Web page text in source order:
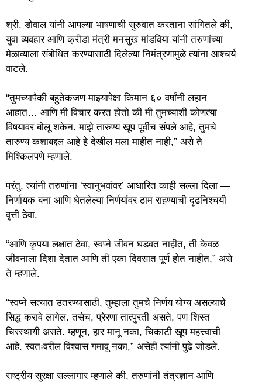
श्री. डोवाल यांनी आपल्या भाषणाची सुरुवात करताना सांगितले की,
युवा व्यवहार आणि क्रीडा मंत्री मनसुख मांडविया यांनी तरुणांच्या
मेळाव्याला संबोधित करण्यासाठी दिलेल्या निमंत्रणामुळे त्यांना आश्चर्य
वाटले.
“तुमच्यापैकी बहुतेकजण माझ्यापेक्षा किमान ६० वर्षांनी लहान
आहात… आणि मी विचार करत होतो की मी तुमच्याशी कोणत्या
विषयावर बोलू शकेन. माझे तारुण्य खूप पूर्वीच संपले आहे, तुमचे
तारुण्य कशाबद्दल आहे हे देखील मला माहीत नाही,” असे ते
मिश्किलपणे म्हणाले.
परंतु, त्यांनी तरुणांना ‘स्वानुभवांवर’ आधारित काही सल्ला दिला —
निर्णायक बना आणि घेतलेल्या निर्णयांवर ठाम राहण्याची दृढनिश्चयी
वृत्ती ठेवा.
“आणि कृपया लक्षात ठेवा, स्वप्ने जीवन घडवत नाहीत, ती केवळ
जीवनाला दिशा देतात आणि ती एका दिवसात पूर्ण होत नाहीत,” असे
ते म्हणाले.
“स्वप्ने सत्यात उतरण्यासाठी, तुम्हाला तुमचे निर्णय योग्य असल्याचे
सिद्ध करावे लागेल. तसेच, प्रेरणा तात्पुरती असते, पण शिस्त
चिरस्थायी असते. म्हणून, हार मानू नका, चिकाटी खूप महत्त्वाची
आहे. स्वतःवरील विश्वास गमावू नका,” असेही त्यांनी पुढे जोडले.
राष्ट्रीय सुरक्षा सल्लागार म्हणाले की, तरुणांनी तंत्रज्ञान आणि